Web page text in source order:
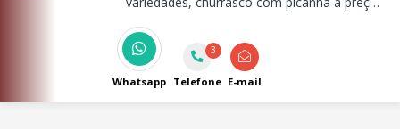
gratuito.
Whatsapp
3
Telefone E-mail